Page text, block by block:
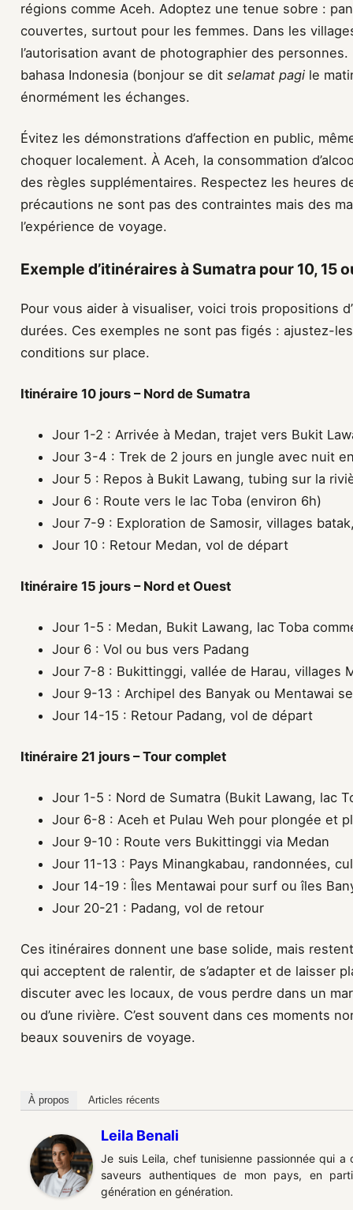
régions comme Aceh. Adoptez une tenue sobre :
couvertes, surtout pour les femmes. Dans les
l’autorisation avant de photographier des
bahasa Indonesia (bonjour se dit selamat pagi le
énormément les échanges.
Évitez les démonstrations d’affection en public,
choquer localement. À Aceh, la consommation
des règles supplémentaires. Respectez les heures
précautions ne sont pas des contraintes mais des
l’expérience de voyage.
Exemple d’itinéraires à Sumatra pour 10, 15
Pour vous aider à visualiser, voici trois propositions
durées. Ces exemples ne sont pas figés : ajustez-
conditions sur place.
Itinéraire 10 jours – Nord de Sumatra
Jour 1-2 : Arrivée à Medan, trajet vers Bukit
Jour 3-4 : Trek de 2 jours en jungle avec nuit
Jour 5 : Repos à Bukit Lawang, tubing sur la
Jour 6 : Route vers le lac Toba (environ 6h)
Jour 7-9 : Exploration de Samosir, villages
Jour 10 : Retour Medan, vol de départ
Itinéraire 15 jours – Nord et Ouest
Jour 1-5 : Medan, Bukit Lawang, lac Toba
Jour 6 : Vol ou bus vers Padang
Jour 7-8 : Bukittinggi, vallée de Harau, villages
Jour 9-13 : Archipel des Banyak ou Mentawai
Jour 14-15 : Retour Padang, vol de départ
Itinéraire 21 jours – Tour complet
Jour 1-5 : Nord de Sumatra (Bukit Lawang, lac
Jour 6-8 : Aceh et Pulau Weh pour plongée et
Jour 9-10 : Route vers Bukittinggi via Medan
Jour 11-13 : Pays Minangkabau, randonnées,
Jour 14-19 : Îles Mentawai pour surf ou îles
Jour 20-21 : Padang, vol de retour
Ces itinéraires donnent une base solide, mais
qui acceptent de ralentir, de s’adapter et de laisser
discuter avec les locaux, de vous perdre dans un
ou d’une rivière. C’est souvent dans ces moments
beaux souvenirs de voyage.
À propos Articles récents
Leila Benali
Je suis Leila, chef tunisienne passionnée qui
saveurs authentiques de mon pays, en
génération en génération.